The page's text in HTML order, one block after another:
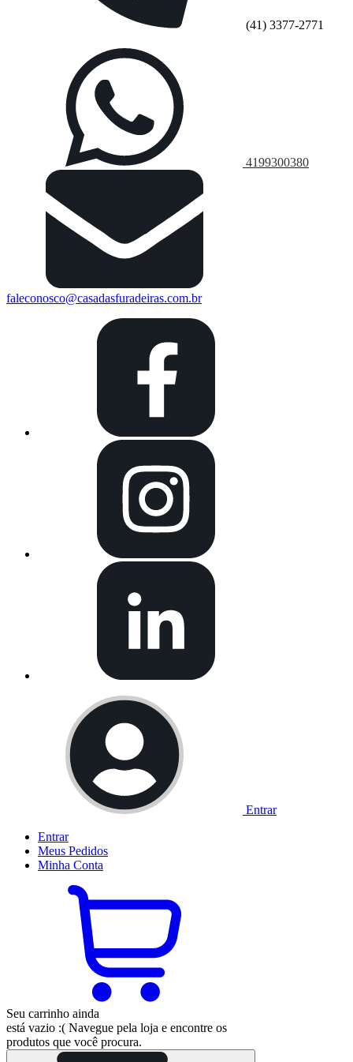
(41) 3377-2771
4199300380
faleconosco@casadasfuradeiras.com.br
Entrar
Entrar
Meus Pedidos
Minha Conta
Seu carrinho ainda
está vazio :( Navegue pela loja e encontre os
produtos que você procura.